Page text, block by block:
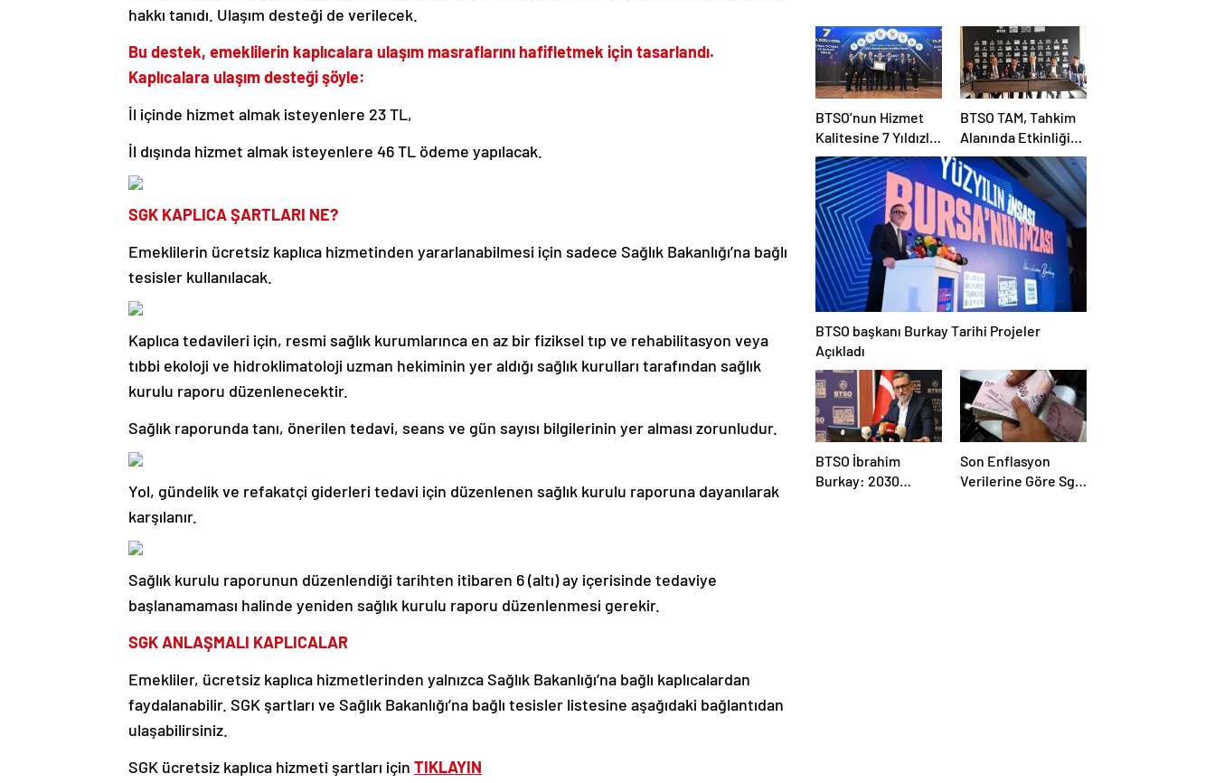
hakkı tanıdı. Ulaşım desteği de verilecek.
Bu destek, emeklilerin kaplıcalara ulaşım masraflarını hafifletmek için tasarlandı.
Kaplıcalara ulaşım desteği şöyle:
İl içinde hizmet almak isteyenlere 23 TL,
İl dışında hizmet almak isteyenlere 46 TL ödeme yapılacak.
SGK KAPLICA ŞARTLARI NE?
Emeklilerin ücretsiz kaplıca hizmetinden yararlanabilmesi için sadece Sağlık Bakanlığı’na bağlı
tesisler kullanılacak.
Kaplıca tedavileri için, resmi sağlık kurumlarınca en az bir fiziksel tıp ve rehabilitasyon veya
tıbbi ekoloji ve hidroklimatoloji uzman hekiminin yer aldığı sağlık kurulları tarafından sağlık
kurulu raporu düzenlenecektir.
Sağlık raporunda tanı, önerilen tedavi, seans ve gün sayısı bilgilerinin yer alması zorunludur.
Yol, gündelik ve refakatçi giderleri tedavi için düzenlenen sağlık kurulu raporuna dayanılarak
karşılanır.
Sağlık kurulu raporunun düzenlendiği tarihten itibaren 6 (altı) ay içerisinde tedaviye
başlanamaması halinde yeniden sağlık kurulu raporu düzenlenmesi gerekir.
SGK ANLAŞMALI KAPLICALAR
Emekliler, ücretsiz kaplıca hizmetlerinden yalnızca Sağlık Bakanlığı’na bağlı kaplıcalardan
faydalanabilir. SGK şartları ve Sağlık Bakanlığı’na bağlı tesisler listesine aşağıdaki bağlantıdan
ulaşabilirsiniz.
SGK ücretsiz kaplıca hizmeti şartları için TIKLAYIN
BTSO’nun Hizmet
Kalitesine 7 Yıldızlı
Tescil
BTSO TAM, Tahkim
Alanında Etkinliğini
Artırıyor
BTSO başkanı Burkay Tarihi Projeler
Açıkladı
BTSO İbrahim
Burkay: 2030
Son Enflasyon
Verilerine Göre Sgk